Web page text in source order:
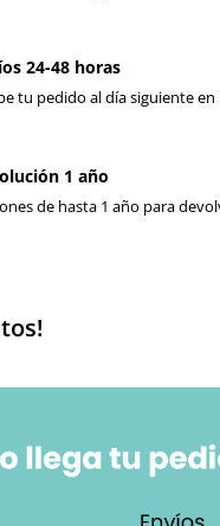
24-48 horas
tu pedido al día siguiente
1 año
de hasta 1 año para